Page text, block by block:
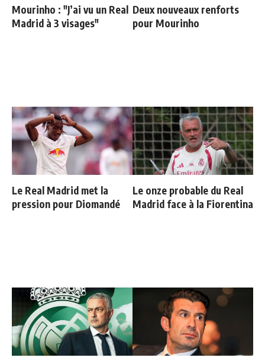
Mourinho : "J’ai vu un Real
Madrid à 3 visages"
Deux nouveaux renforts
pour Mourinho
Le Real Madrid met la
pression pour Diomandé
Le onze probable du Real
Madrid face à la Fiorentina